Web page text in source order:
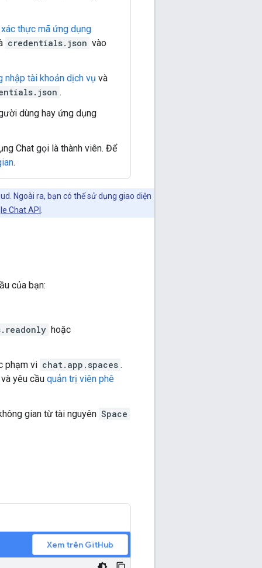
thực mã ứng dụng
credentials.json vào
nhập tài khoản dịch vụ và
.
dùng hay ứng dụng
Chat gọi là thành viên. Để
.
Ngoài ra, bạn có thể sử dụng giao diện
Chat API
của bạn:
hoặc
phạm vi chat.app.spaces .
và yêu cầu quản trị viên phê
gian từ tài nguyên Space
Xem trên GitHub